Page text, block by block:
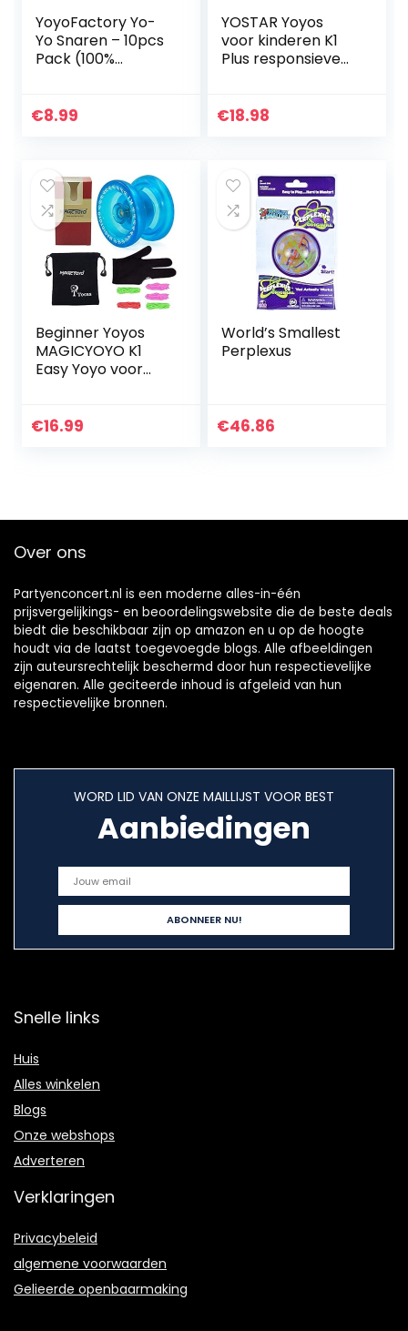
YoyoFactory Yo-
Yo Snaren – 10pcs
Pack (100%
All Yo-Yos, Spare
€8.99
YOSTAR Yoyos
voor kinderen K1
Plus responsieve
snaren,
€18.98
Beginner Yoyos
MAGICYOYO K1
Easy Yoyo voor
Plastic Yo Yo Set
€16.99
World’s Smallest
Perplexus
€46.86
Over ons
Partyenconcert.nl is een moderne alles-in-één
prijsvergelijkings- en beoordelingswebsite die de beste deals
biedt die beschikbaar zijn op amazon en u op de hoogte
houdt via de laatst toegevoegde blogs. Alle afbeeldingen
zijn auteursrechtelijk beschermd door hun respectievelijke
eigenaren. Alle geciteerde inhoud is afgeleid van hun
respectievelijke bronnen.
WORD LID VAN ONZE MAILLIJST VOOR BEST
Aanbiedingen
Snelle links
Huis
Alles winkelen
Blogs
Onze webshops
Adverteren
Verklaringen
Privacybeleid
algemene voorwaarden
Gelieerde openbaarmaking